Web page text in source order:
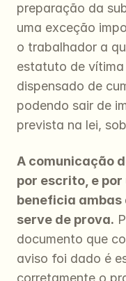
preparação da
uma exceção
o trabalhador a
estatuto de
dispensado de
podendo sair de
prevista na lei,
A comunicação
por escrito, e
beneficia
serve de prova.
documento que
aviso foi dado é
corretamente o